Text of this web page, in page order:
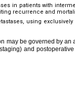
in patients with
recurrence and
using
may be governed by
and